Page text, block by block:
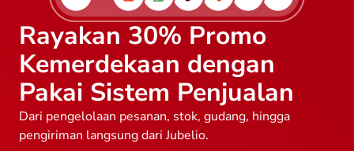
Rayakan 30% Promo
Kemerdekaan dengan
Pakai Sistem Penjualan
Dari pengelolaan pesanan, stok, gudang, hingga
pengiriman langsung dari Jubelio.